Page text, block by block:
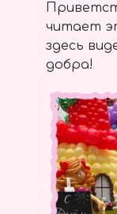
читает
здесь
добра!